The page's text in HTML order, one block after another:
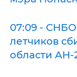
07:09 -
летчиков
области АН-